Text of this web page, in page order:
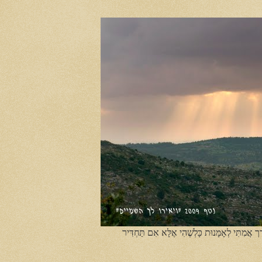
אֲמִתִּי לְאָמָּנוּת כָּלְשֶׁהִי אֶלָּא אִם תַּחְדִּיר